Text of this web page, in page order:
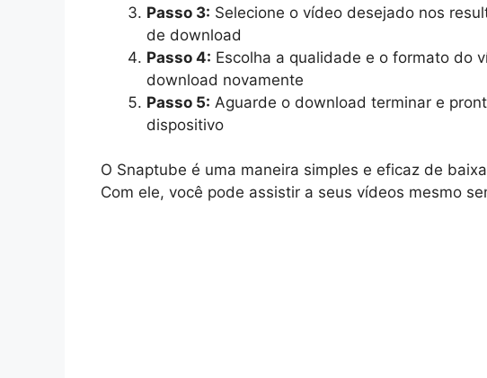
Passo 3: Selecione o vídeo desejado nos
de download
Passo 4: Escolha a qualidade e o formato do
download novamente
Passo 5: Aguarde o download terminar e
dispositivo
O Snaptube é uma maneira simples e eficaz de
Com ele, você pode assistir a seus vídeos mesmo